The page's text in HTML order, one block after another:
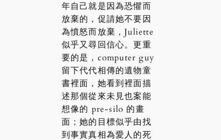
年自己就是因為恐懼而
放棄的，促請她不要因
為憤怒而放棄，Juliette
似乎又尋回信心。更重
要的是，computer guy
留下代代相傳的遺物童
書裡面，她看到裡面描
述那個從來未見也案能
想像的 pre-silo 的畫
面；她的目標似乎由找
到事實真相為愛人的死